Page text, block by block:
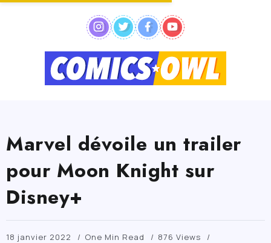
Marvel dévoile un trailer
pour Moon Knight sur
Disney+
18 janvier 2022 One Min Read
876 Views